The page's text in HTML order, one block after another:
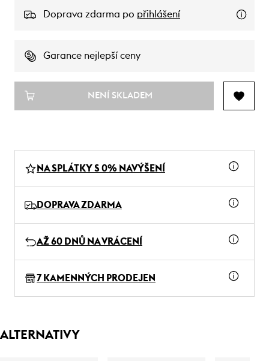
Doprava zdarma po přihlášení
Garance nejlepší ceny
NENÍ SKLADEM
NA SPLÁTKY S 0% NAVÝŠENÍ
DOPRAVA ZDARMA
AŽ 60 DNŮ NA VRÁCENÍ
7 KAMENNÝCH PRODEJEN
ALTERNATIVY